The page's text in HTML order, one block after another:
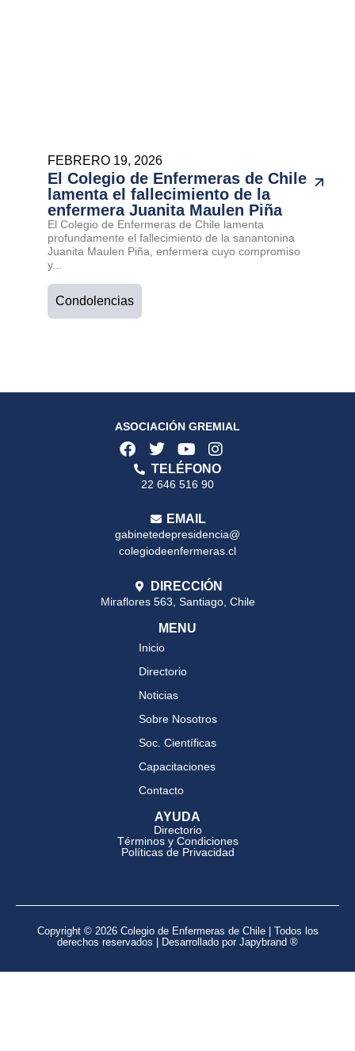
FEBRERO 19, 2026
El Colegio de Enfermeras de Chile
lamenta el fallecimiento de la
enfermera Juanita Maulen Piña
El Colegio de Enfermeras de Chile lamenta
profundamente el fallecimiento de la sanantonina
Juanita Maulen Piña, enfermera cuyo compromiso
y...
Condolencias
ASOCIACIÓN GREMIAL
TELÉFONO
22 646 516 90
EMAIL
gabinetedepresidencia@
colegiodeenfermeras.cl
DIRECCIÓN
Miraflores 563, Santiago, Chile
MENU
Inicio
Directorio
Noticias
Sobre Nosotros
Soc. Científicas
Capacitaciones
Contacto
AYUDA
Directorio
Términos y Condiciones
Políticas de Privacidad
Copyright © 2026 Colegio de Enfermeras de Chile | Todos los
derechos reservados | Desarrollado por Japybrand ®